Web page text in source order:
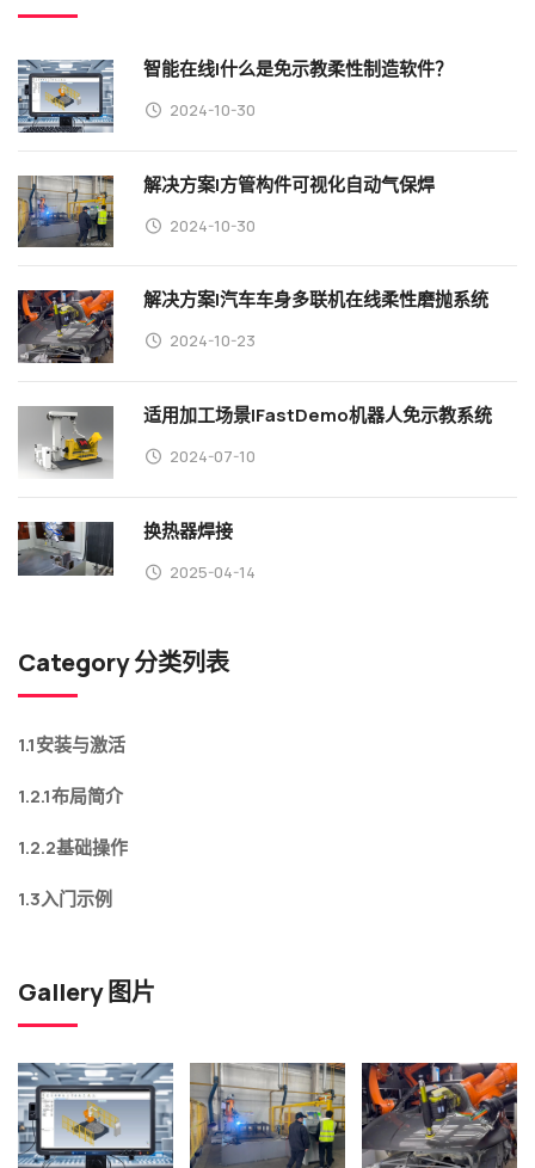
智能在线|什么是免示教柔性制造软件？
2024-10-30
解决方案|方管构件可视化自动气保焊
2024-10-30
解决方案|汽车车身多联机在线柔性磨抛系统
2024-10-23
适用加工场景|FastDemo机器人免示教系统
2024-07-10
换热器焊接
2025-04-14
Category 分类列表
1.1安装与激活
1.2.1布局简介
1.2.2基础操作
1.3入门示例
Gallery 图片